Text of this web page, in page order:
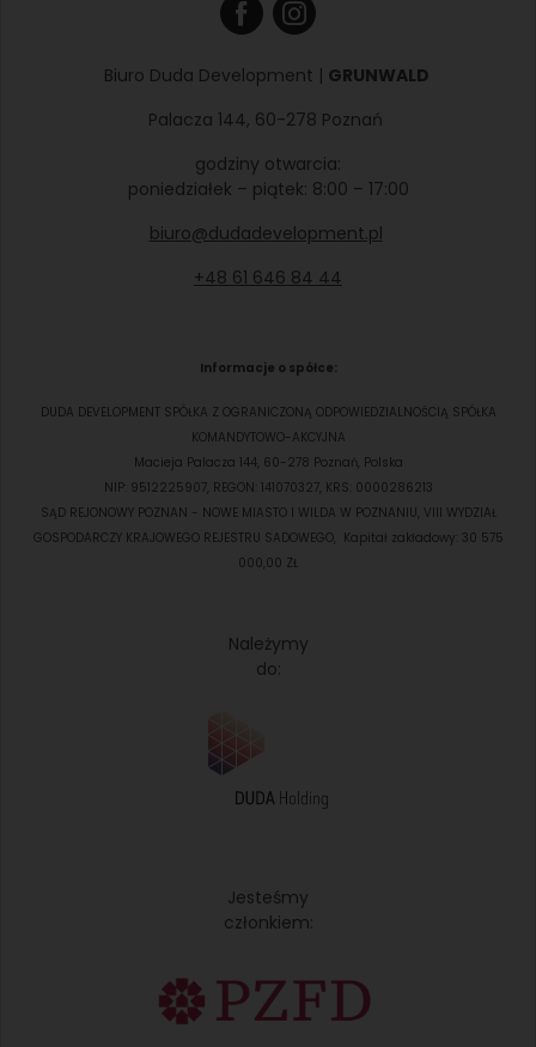
Biuro Duda Development | GRUNWALD
Palacza 144, 60-278 Poznań
godziny otwarcia:
poniedziałek – piątek: 8:00 – 17:00
biuro@dudadevelopment.pl
+48 61 646 84 44
Informacje o spółce:
DUDA DEVELOPMENT SPÓŁKA Z OGRANICZONĄ ODPOWIEDZIALNOŚCIĄ SPÓŁKA
KOMANDYTOWO-AKCYJNA
Macieja Palacza 144, 60-278 Poznań, Polska
NIP: 9512225907, REGON: 141070327, KRS: 0000286213
SĄD REJONOWY POZNAN - NOWE MIASTO I WILDA W POZNANIU, VIII WYDZIAŁ
GOSPODARCZY KRAJOWEGO REJESTRU SADOWEGO, Kapitał zakładowy: 30 575
000,00 ZŁ
Należymy
do:
Jesteśmy
członkiem: